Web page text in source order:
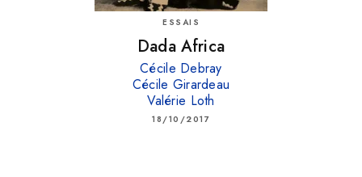
ESSAIS
Dada Africa
Cécile Debray
Cécile Girardeau
Valérie Loth
18/10/2017